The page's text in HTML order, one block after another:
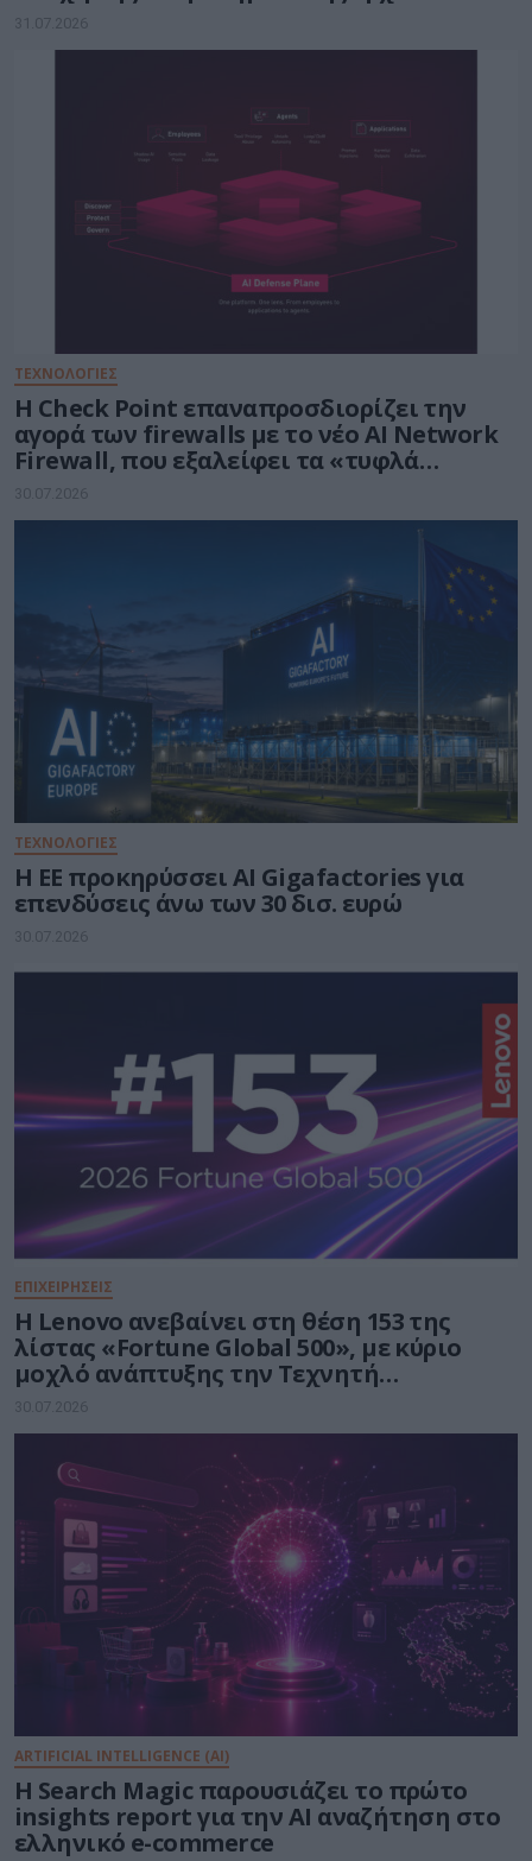
31.07.2026
ΤΕΧΝΟΛΟΓΙΕΣ
Η Check Point επαναπροσδιορίζει την
αγορά των firewalls με το νέο AI Network
Firewall, που εξαλείφει τα «τυφλά
σημεία» της Τεχνητής Νοημοσύνης σε
κάθε δίκτυο
30.07.2026
ΤΕΧΝΟΛΟΓΙΕΣ
Η ΕΕ προκηρύσσει AI Gigafactories για
επενδύσεις άνω των 30 δισ. ευρώ
30.07.2026
ΕΠΙΧΕΙΡΗΣΕΙΣ
Η Lenovo ανεβαίνει στη θέση 153 της
λίστας «Fortune Global 500», με κύριο
μοχλό ανάπτυξης την Τεχνητή
Νοημοσύνη
30.07.2026
ARTIFICIAL INTELLIGENCE (AI)
Η Search Magic παρουσιάζει το πρώτο
insights report για την AI αναζήτηση στο
ελληνικό e-commerce